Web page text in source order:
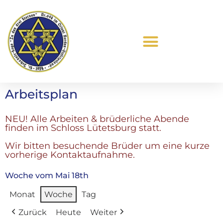
Arbeitsplan
NEU! Alle Arbeiten & brüderliche Abende
finden im Schloss Lütetsburg statt.
Wir bitten besuchende Brüder um eine kurze
vorherige Kontaktaufnahme.
Woche vom Mai 18th
Monat
Woche
Tag
Zurück
Heute Weiter